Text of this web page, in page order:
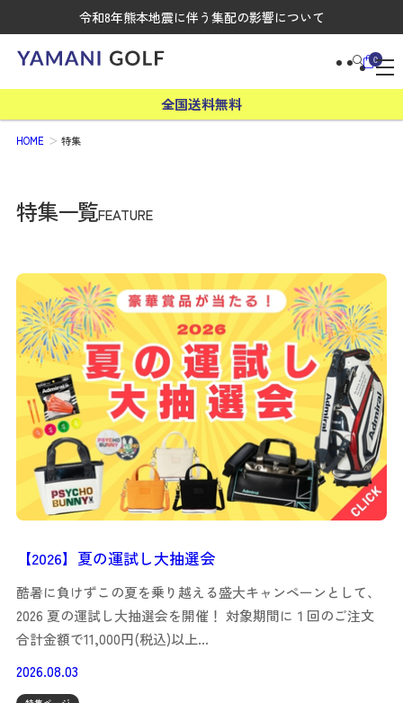
令和8年熊本地震に伴う集配の影響について
0
全国送料無料
HOME 特集
特集一覧FEATURE
【2026】夏の運試し大抽選会
酷暑に負けずこの夏を乗り越える盛大キャンペーンとして、
2026 夏の運試し大抽選会を開催！ 対象期間に１回のご注文
合計金額で11,000円(税込)以上…
2026.08.03